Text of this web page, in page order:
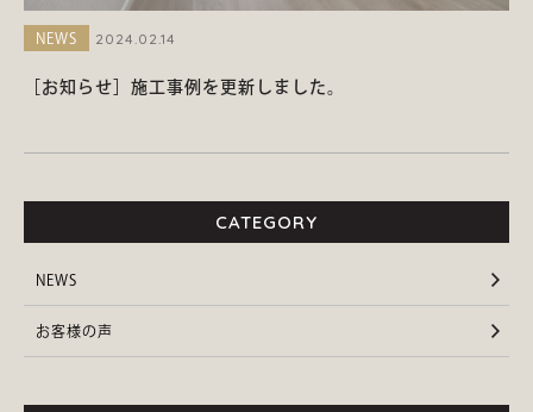
NEWS 2024.02.14
［お知らせ］施工事例を更新しました。
CATEGORY
NEWS
お客様の声